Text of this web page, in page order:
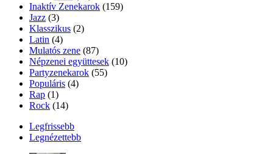
Inaktív Zenekarok (159)
Jazz (3)
Klasszikus (2)
Latin (4)
Mulatós zene (87)
Népzenei együttesek (10)
Partyzenekarok (55)
Populáris (4)
Rap (1)
Rock (14)
Legfrissebb
Legnézettebb